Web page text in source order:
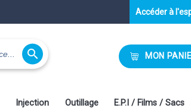
Accéder à
 MON
Injection Outillage E.P.I / Films / Sacs